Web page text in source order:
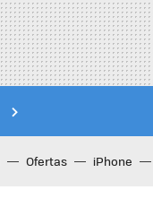
Ofertas iPhone